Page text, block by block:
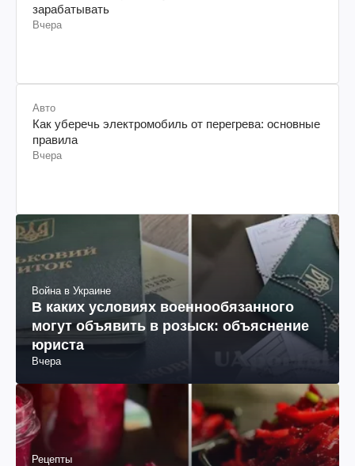
Кто из пенсионеров получит начисление в 70% от
зарабатывать
Авто
Как уберечь электромобиль от перегрева: основные
правила
Война в Украине
В каких условиях военнообязанного
могут объявить в розыск: объяснение
юриста